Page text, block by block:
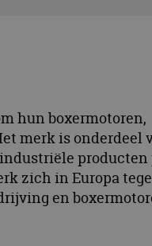
hun boxermotoren,
merk is onderdeel
producten
zich in Europa
en